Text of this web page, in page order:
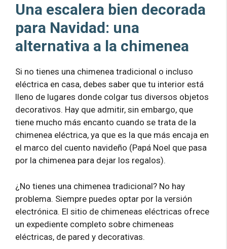
Una escalera bien decorada
para Navidad: una
alternativa a la chimenea
Si no tienes una chimenea tradicional o incluso
eléctrica en casa, debes saber que tu interior está
lleno de lugares donde colgar tus diversos objetos
decorativos. Hay que admitir, sin embargo, que
tiene mucho más encanto cuando se trata de la
chimenea eléctrica, ya que es la que más encaja en
el marco del cuento navideño (Papá Noel que pasa
por la chimenea para dejar los regalos).
¿No tienes una chimenea tradicional? No hay
problema. Siempre puedes optar por la versión
electrónica. El sitio de chimeneas eléctricas ofrece
un expediente completo sobre chimeneas
eléctricas, de pared y decorativas.